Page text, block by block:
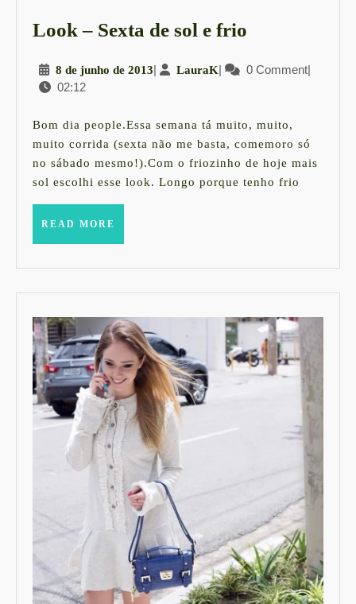
Look – Sexta de sol e frio
Sexta
sol
e
frio
8 de junho de 20138
de
2013
| LauraKLauraK
| 0 Comment|
02:12
Bom dia people.Essa semana tá muito, muito,
muito corrida (sexta não me basta, comemoro só
no sábado mesmo!).Com o friozinho de hoje mais
sol escolhi esse look. Longo porque tenho frio
READ MORE